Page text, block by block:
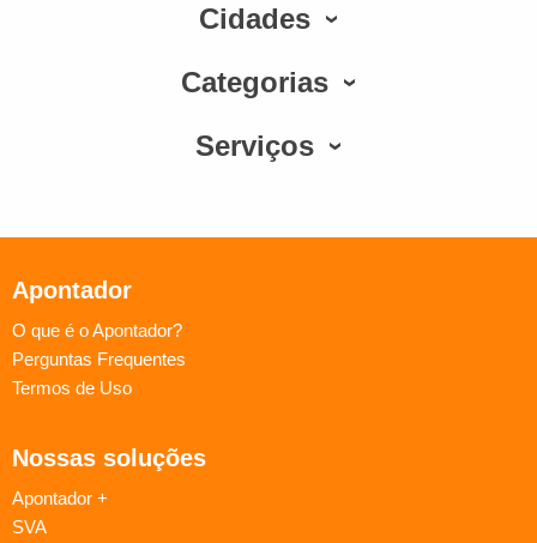
Cidades
Categorias
Serviços
Apontador
O que é o Apontador?
Perguntas Frequentes
Termos de Uso
Nossas soluções
Apontador +
SVA